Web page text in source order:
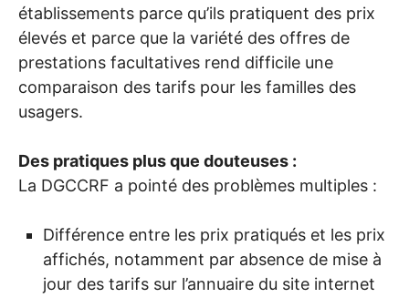
établissements parce qu’ils pratiquent des prix
élevés et parce que la variété des offres de
prestations facultatives rend difficile une
comparaison des tarifs pour les familles des
usagers.
Des pratiques plus que douteuses :
La DGCCRF a pointé des problèmes multiples :
Différence entre les prix pratiqués et les prix
affichés, notamment par absence de mise à
jour des tarifs sur l’annuaire du site internet